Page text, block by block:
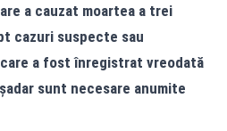
a cauzat moartea a trei
cazuri suspecte sau
a fost înregistrat vreodată
sunt necesare anumite